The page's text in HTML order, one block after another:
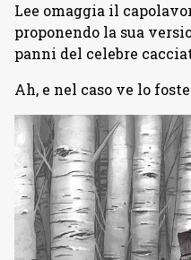
Lee omaggia il
proponendo la sua
panni del celebre
Ah, e nel caso ve lo